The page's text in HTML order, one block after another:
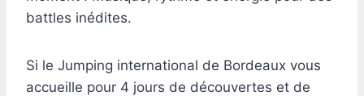
battles inédites.
Si le Jumping international de Bordeaux vous
accueille pour 4 jours de découvertes et de